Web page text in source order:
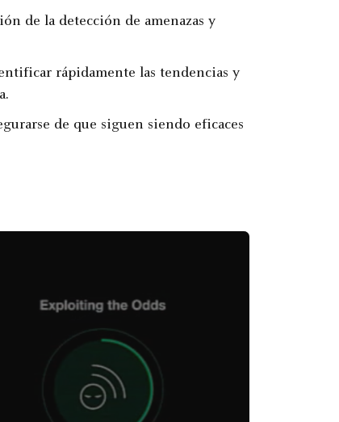
de la detección de amenazas y
rápidamente las tendencias y
de que siguen siendo eficaces